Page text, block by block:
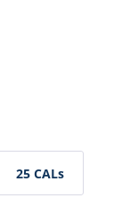
25 CALs